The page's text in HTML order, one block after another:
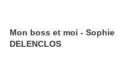
Mon boss et moi - Sophie
DELENCLOS